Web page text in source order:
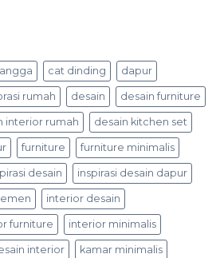
cat dinding dapur
rumah desain desain furniture
interior rumah desain kitchen set
furniture furniture minimalis
desain inspirasi desain dapur
interior desain
furniture interior minimalis
interior kamar minimalis